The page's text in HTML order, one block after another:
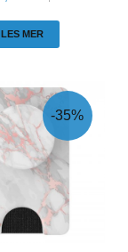
LES MER
-35%